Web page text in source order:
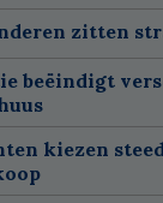
zitten
beëindigt
kiezen